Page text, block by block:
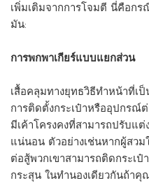
เพิ่มเติมจากการโจมตี นี่คือก
มัน:
การพกพาเกียร์แบบแยกส่วน
เสื้อคลุมทางยุทธวิธีทำหน้าที่เ
การติดตั้งกระเป๋าหรืออุปกรณ์
มีเค้าโครงคงที่สามารถปรับแ
แน่นอน ตัวอย่างเช่นหากผู้สวม
ต่อสู้พวกเขาสามารถติดกระเ
กระสุน ในทำนองเดียวกันถ้า